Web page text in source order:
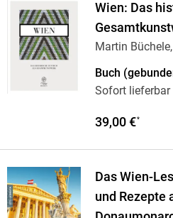
Wien: Das
Martin
Buch
Sofort lieferbar
39,00 €*
Das Wien-
und Rezepte